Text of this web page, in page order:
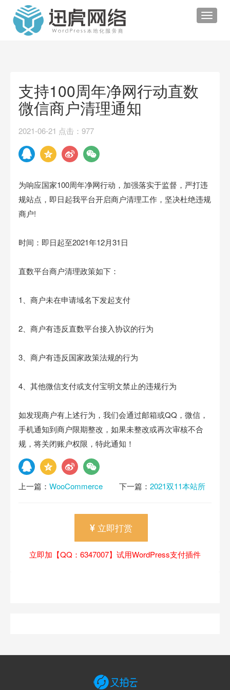
Toggle
支持100周年净网行动直数
微信商户清理通知
2021-06-21 点击：977
为响应国家100周年净网行动，加强落实于监督，严打违
规站点，即日起我平台开启商户清理工作，坚决杜绝违规
商户!
时间：即日起至2021年12月31日
直数平台商户清理政策如下：
1、商户未在申请域名下发起支付
2、商户有违反直数平台接入协议的行为
3、商户有违反国家政策法规的行为
4、其他微信支付或支付宝明文禁止的违规行为
如发现商户有上述行为，我们会通过邮箱或QQ，微信，
手机通知到商户限期整改，如果未整改或再次审核不合
规，将关闭账户权限，特此通知！
上一篇：WooCommerce
下一篇： 2021双11本站所
立即打赏
立即加【QQ：6347007】试用WordPress支付插件